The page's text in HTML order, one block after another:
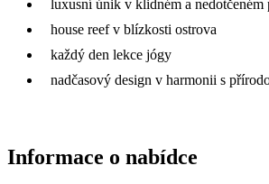
luxusní únik v klidném a nedotčeném
house reef v blízkosti ostrova
každý den lekce jógy
nadčasový design v harmonii s
Informace o nabídce